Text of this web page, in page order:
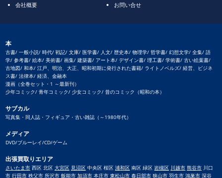
会社概要 お問い合せ
本
古書/ 一般小説/ 時代/ 戦記/ 文庫/ 医学書/ 人文/ 歴史本/ 物理学/ 哲学書/ 幻想文学/ 全集/ 語
学/ 参考書/ 絵本/ 美術書/ 画集/ 建築書/ アート本/ デザイン書/ 理工書/ 学術書/ 古い絵葉書/
古地図/ 和本/ 江戸、明治、大正、昭和初期に発行された書籍/ ライトノベルズ/ 経営、ビジネ
ス書/ 法律本/ 経済、金融本
漫画（全巻セット・1 ～最新刊）
少年コミック/ 青年コミック/ 少女コミック/ 昔のコミック（昭和の本）
サブカル
写真集・同人誌・フィギュア・古い雑誌（～1980年代）
メディア
DVD/ブルーレイ/CD/ゲーム
出張買取りエリア
さいたま市 西区 北区大宮区 見沼区 中央区 桜区浦和区 南区 緑区岩槻区 川越市 熊谷市 川口
市行田市 秩父市 所沢市 飯能市加須市 本庄市東松山市 春日部市 狭山市 羽生市鴻巣市 深谷